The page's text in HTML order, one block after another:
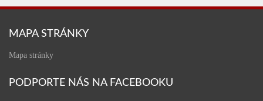
MAPA STRÁNKY
Mapa stránky
PODPORTE NÁS NA FACEBOOKU